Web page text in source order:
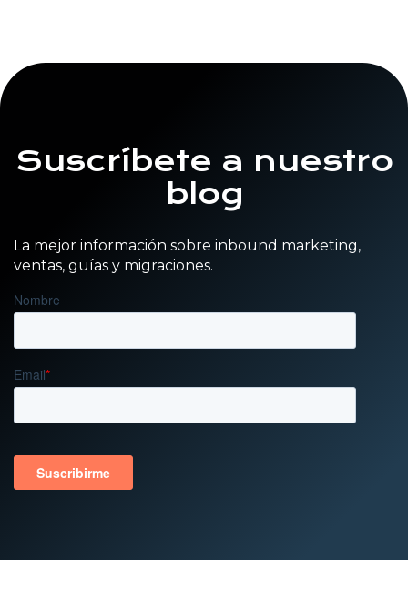
Suscríbete a nuestro
blog
La mejor información sobre inbound marketing,
ventas, guías y migraciones.